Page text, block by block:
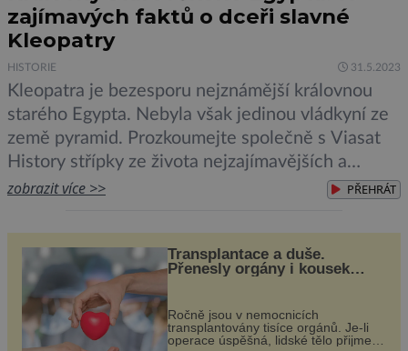
zajímavých faktů o dceři slavné
Kleopatry
HISTORIE 31.5.2023
Kleopatra je bezesporu nejznámější královnou
starého Egypta. Nebyla však jedinou vládkyní ze
země pyramid. Prozkoumejte společně s Viasat
History střípky ze života nejzajímavějších a
nejzáhadnějších královen této velké civilizace.
Egypta, jehož premiéra proběhne v pátek 2.
června, se na základně nejnovějších vědeckých
výzkumů zabývá příběhem královny Tiye, která
byla před […]
zobrazit více >> PŘEHRÁT
Transplantace a duše.
Přenesly orgány i kousek
Ročně jsou v nemocnicích
transplantovány tisíce orgánů. Je-li
operace úspěšná, lidské tělo přijme